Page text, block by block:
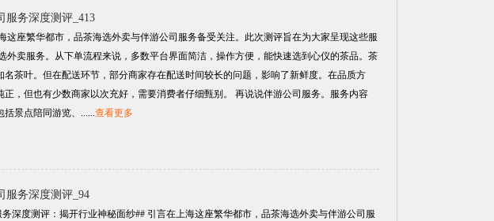
服务深度测评_413
这座繁华都市，品茶海选外卖与伴游公司服务备受关注。此次测评旨在为大家呈现这些服
外卖服务。从下单流程来说，多数平台界面简洁，操作方便，能快速选到心仪的茶品。茶
茶叶。但在配送环节，部分商家存在配送时间较长的问题，影响了新鲜度。在品质方
，但也有少数商家以次充好，需要消费者仔细甄别。 再说说伴游公司服务。服务内容
景点陪同游览、......查看更多
服务深度测评_94
深度测评：揭开行业神秘面纱## 引言在上海这座繁华都市，品茶海选外卖与伴游公司服